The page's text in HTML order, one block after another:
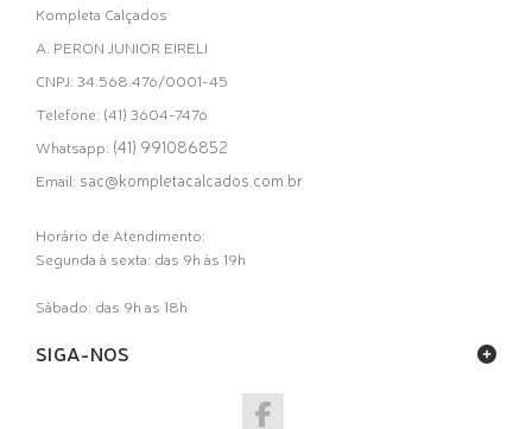
Kompleta Calçados
A. PERON JUNIOR EIRELI
CNPJ: 34.568.476/0001-45
Telefone: (41) 3604-7476
Whatsapp: (41) 991086852
Email: sac@kompletacalcados.com.br
Horário de Atendimento:
Segunda à sexta: das 9h às 19h
Sábado: das 9h as 18h
SIGA-NOS